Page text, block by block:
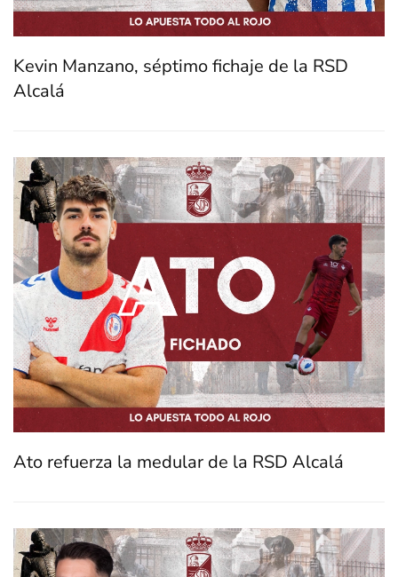
Kevin Manzano, séptimo fichaje de la RSD
Alcalá
Ato refuerza la medular de la RSD Alcalá